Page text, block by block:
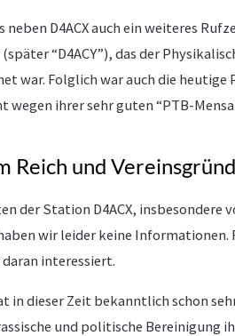
D4ACX auch ein weiteres
“D4ACY”), das der
war. Folglich war auch die heutige
wegen ihrer sehr guten “PTB-
Reich und
der Station D4ACX, insbesondere
wir leider keine
daran interessiert.
in dieser Zeit bekanntlich schon
und politische Bereinigung